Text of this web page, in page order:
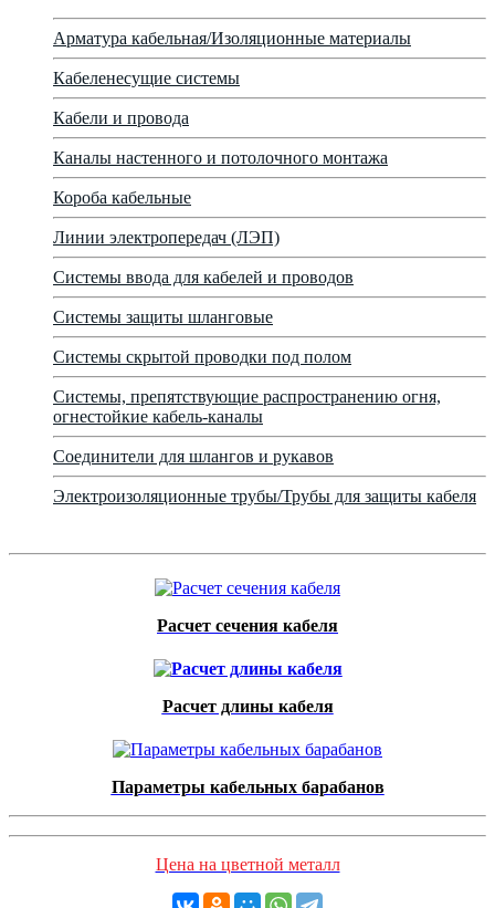
Арматура кабельная/Изоляционные материалы
Кабеленесущие системы
Кабели и провода
Каналы настенного и потолочного монтажа
Короба кабельные
Линии электропередач (ЛЭП)
Системы ввода для кабелей и проводов
Системы защиты шланговые
Системы скрытой проводки под полом
Системы, препятствующие распространению огня,
огнестойкие кабель-каналы
Соединители для шлангов и рукавов
Электроизоляционные трубы/Трубы для защиты кабеля
Расчет сечения кабеля
Расчет длины кабеля
Параметры кабельных барабанов
Цена на цветной металл